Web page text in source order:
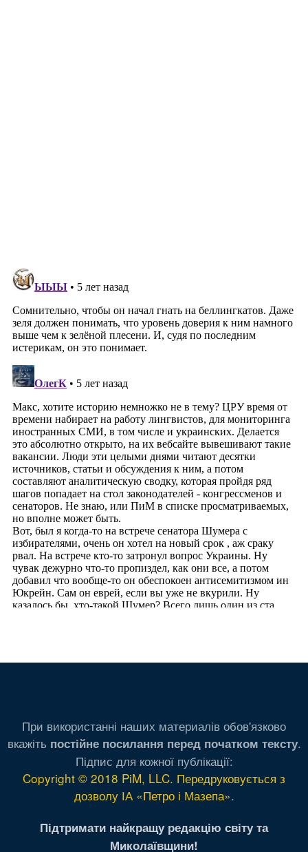
При використанні наших материалів обов'язково
вкажіть постійне посилання перед початком тексту.
Підпис для кожної публікації:
Copyright © 2018 PiM, LLC. Передруковується з
дозволу ІА «Петро і Мазепа».
Підтримати найкращу редакцію світу та
Миколаївщини!